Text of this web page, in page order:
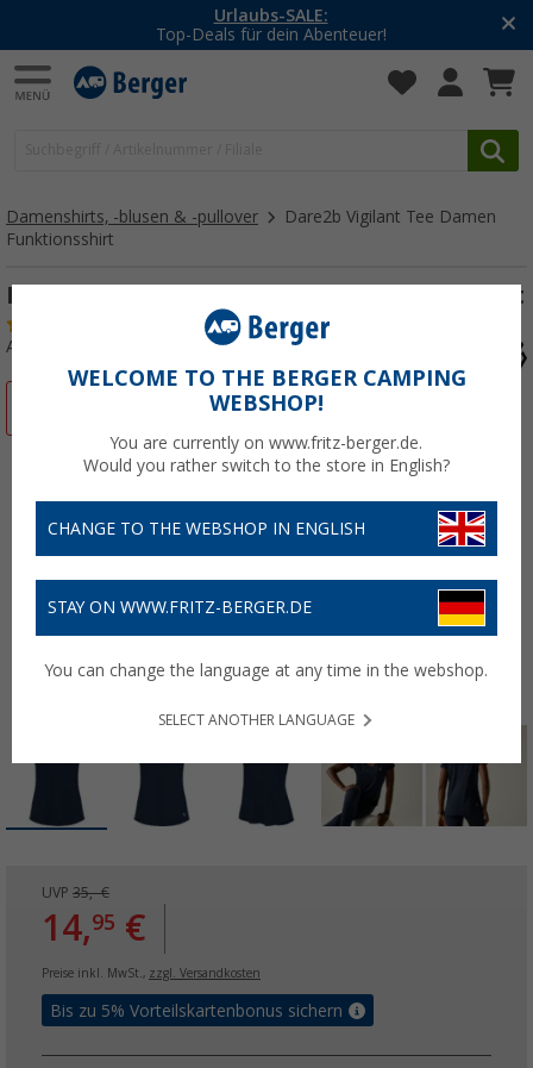
Urlaubs-SALE:
Top-Deals für dein Abenteuer!
Damenshirts, -blusen & -pullover
Dare2b Vigilant Tee Damen
Funktionsshirt
Dare2b Vigilant Tee Damen Funktionsshirt
Art.-Nr.: 18951442
UVP 35,- €
14,95 €
Preise inkl. MwSt., zzgl. Versandkosten
Bis zu 5% Vorteilskartenbonus sichern
WELCOME TO THE BERGER CAMPING
WEBSHOP!
You are currently on www.fritz-berger.de.
Would you rather switch to the store in English?
CHANGE TO THE WEBSHOP IN ENGLISH
STAY ON WWW.FRITZ-BERGER.DE
You can change the language at any time in the webshop.
SELECT ANOTHER LANGUAGE